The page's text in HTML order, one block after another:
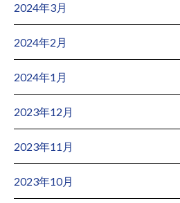
2024年3月
2024年2月
2024年1月
2023年12月
2023年11月
2023年10月